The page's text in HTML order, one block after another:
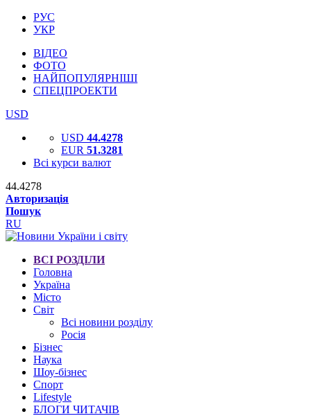
РУС
УКР
ВІДЕО
ФОТО
НАЙПОПУЛЯРНІШІ
СПЕЦПРОЕКТИ
USD
USD 44.4278
EUR 51.3281
Всі курси валют
44.4278
Авторизація
Пошук
RU
ВСІ РОЗДІЛИ
Головна
Україна
Місто
Світ
Всі новини розділу
Росія
Бізнес
Наука
Шоу-бізнес
Спорт
Lifestyle
БЛОГИ ЧИТАЧІВ